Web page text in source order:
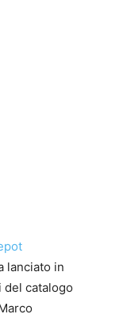
lanciato in
del catalogo